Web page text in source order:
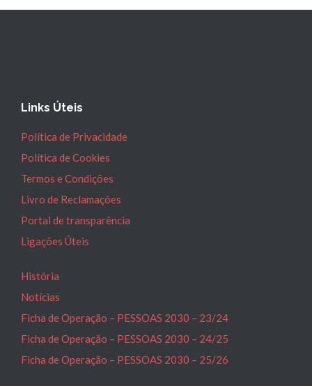
Links Úteis
Política de Privacidade
Política de Cookies
Termos e Condições
Livro de Reclamações
Portal de transparência
Ligações Úteis
História
Notícias
Ficha de Operação – PESSOAS 2030 – 23/24
Ficha de Operação – PESSOAS 2030 – 24/25
Ficha de Operação – PESSOAS 2030 – 25/26